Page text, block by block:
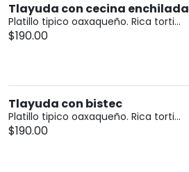
Tlayuda con cecina enchilada
Platillo tipico oaxaqueño. Rica torti...
$190.00
Tlayuda con bistec
Platillo tipico oaxaqueño. Rica torti...
$190.00